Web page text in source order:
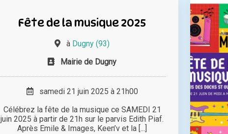
Fête de la musique 2025
à Dugny (93)
Mairie de Dugny
samedi 21 juin 2025 à 21h00
Célébrez la fête de la musique ce SAMEDI 21
juin 2025 à partir de 21h sur le parvis Edith Piaf.
Après Emile & Images, Keen’v et la [...]